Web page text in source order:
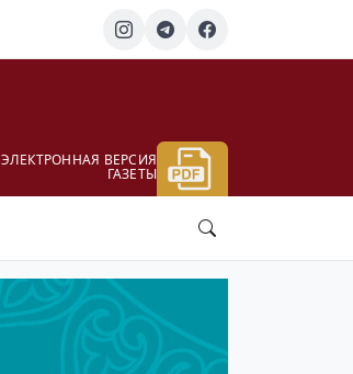
ЭЛЕКТРОННАЯ ВЕРСИЯ
ГАЗЕТЫ